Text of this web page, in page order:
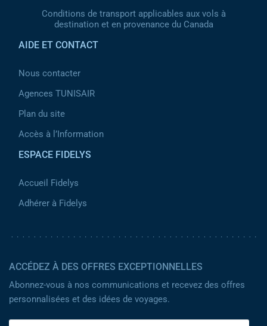
Conditions de transport applicables aux vols à
destination et en provenance du Canada
AIDE ET CONTACT
Nous contacter
Agences TUNISAIR
Plan du site
Accès à l’Information
ESPACE FIDELYS
Accueil Fidelys
Adhérer à Fidelys
ACCÉDEZ À DES OFFRES EXCEPTIONNELLES
Abonnez-vous à nos communications et recevez des offres
personnalisées et des idées de voyages.